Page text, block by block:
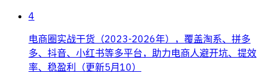
4
电商圈实战干货（2023-2026年），覆盖淘系、拼多
多、抖音、小红书等多平台，助力电商人避开坑、提效
率、稳盈利（更新5月10）